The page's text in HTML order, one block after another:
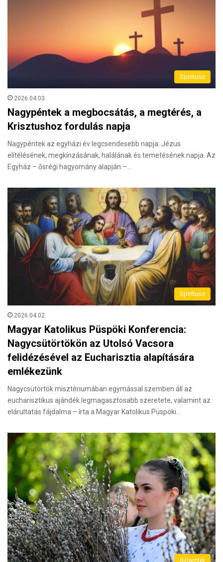
Spiritusz
2026.04.03.
Nagypéntek a megbocsátás, a megtérés, a
Krisztushoz fordulás napja
Nagypéntek az egyházi év legcsendesebb napja: Jézus
elítélésének, megkínzásának, halálának és temetésének napja. Az
Egyház – ősrégi hagyomány alapján –…
Spiritusz
2026.04.02.
Magyar Katolikus Püspöki Konferencia:
Nagycsütörtökön az Utolsó Vacsora
felidézésével az Eucharisztia alapítására
emlékezünk
Nagycsütörtök misztériumában egymással szemben áll az
eucharisztikus ajándék legmagasztosabb szeretete, valamint az
elárultatás fájdalma – írta a Magyar Katolikus Püspöki…
(H)arctér